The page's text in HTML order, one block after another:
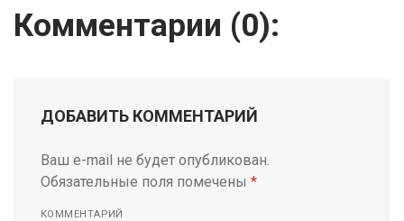
Комментарии (0):
ДОБАВИТЬ КОММЕНТАРИЙ
Ваш e-mail не будет опубликован.
Обязательные поля помечены *
КОММЕНТАРИЙ